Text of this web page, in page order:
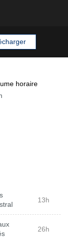
horaire
13h
26h